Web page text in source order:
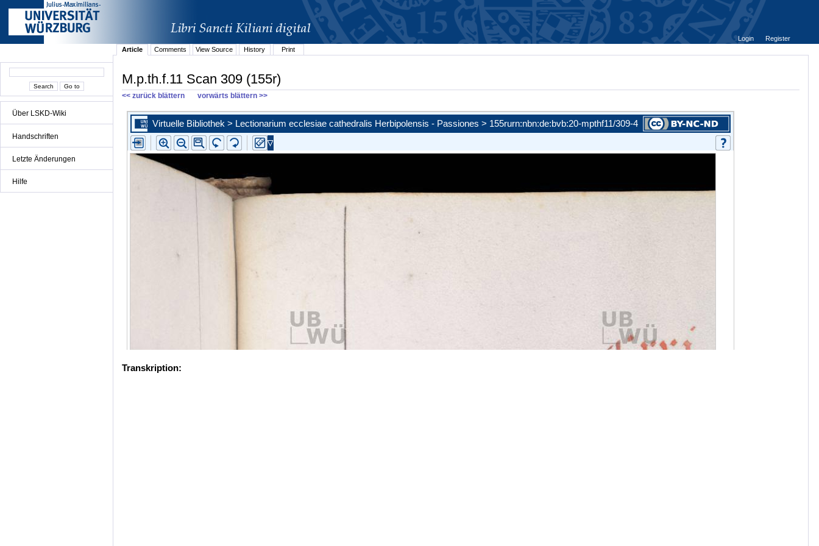
Über LSKD-Wiki
Handschriften
Letzte Änderungen
Hilfe
Login
Register
Article
Comments View Source History Print
M.p.th.f.11 Scan 309 (155r)
<< zurück blättern vorwärts blättern >>
Transkription: